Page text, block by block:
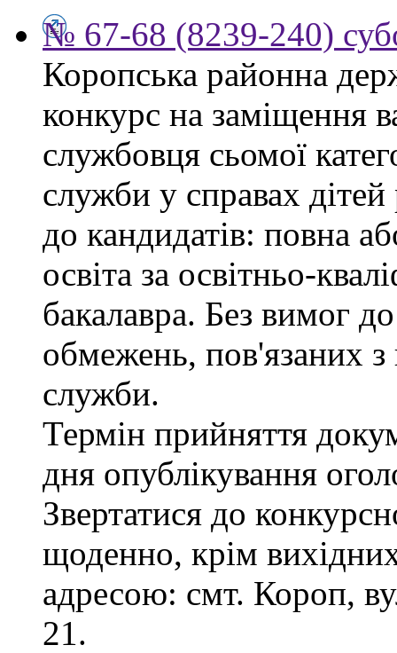
№ 67-68 (8239-240)
Коропська районна
конкурс на заміщення
службовця сьомої
служби у справах
до кандидатів: повна
освіта за освітньо-
бакалавра. Без вимог
обмежень, пов'язаних
служби.
Термін прийняття
дня опублікування
Звертатися до
щоденно, крім
адресою: смт. Короп,
21.